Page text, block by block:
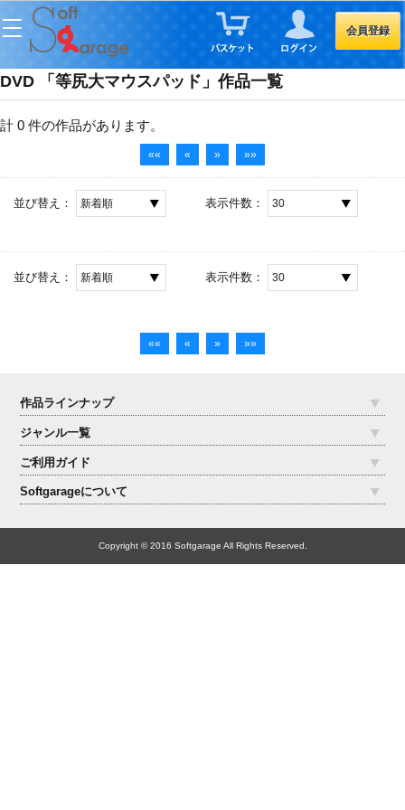
会員登録
DVD 「等尻大マウスパッド」作品一覧
計 0 件の作品があります。
«« « » »»
並び替え： 表示件数：
並び替え： 表示件数：
«« « » »»
作品ラインナップ
ジャンル一覧
ご利用ガイド
Softgarageについて
Copyright © 2016 Softgarage All Rights Reserved.